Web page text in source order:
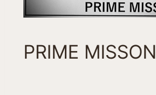
PRIME MISSON